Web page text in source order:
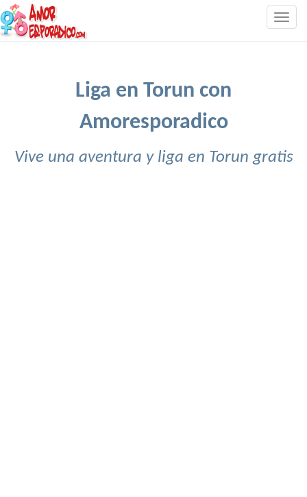
Liga en Torun con
Amoresporadico
Vive una aventura y liga en Torun gratis